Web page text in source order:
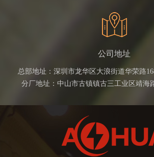
公司地址
总部地址：深圳市龙华区大浪街道华荣路
分厂地址：中山市古镇镇古三工业区靖海